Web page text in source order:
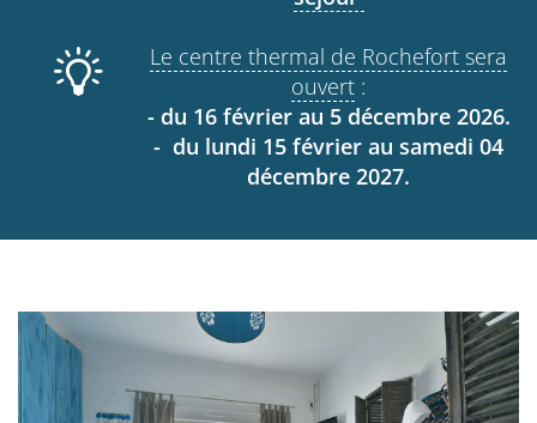
Le centre thermal de Rochefort sera
ouvert :
- du 16 février au 5 décembre 2026.
- du lundi 15 février au samedi 04
décembre 2027.